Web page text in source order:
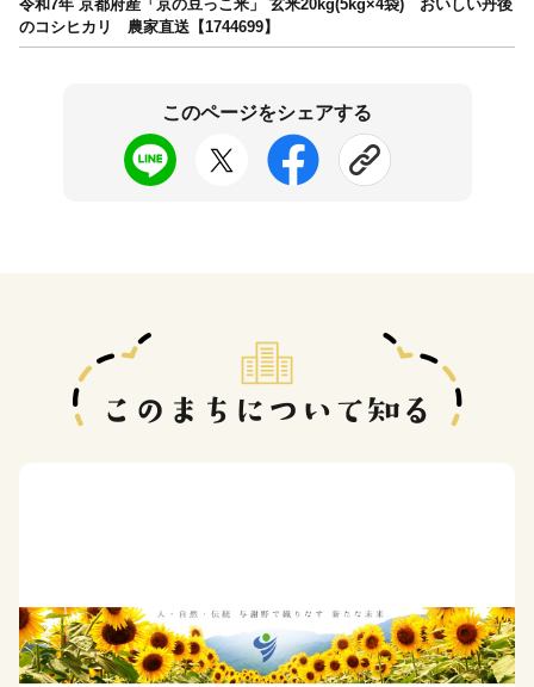
令和7年 京都府産「京の豆っこ米」 玄米20kg(5kg×4袋) おいしい丹後
のコシヒカリ 農家直送【1744699】
このページをシェアする